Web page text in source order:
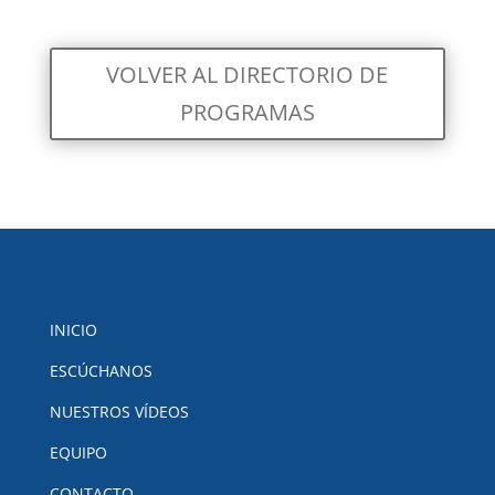
VOLVER AL DIRECTORIO DE
PROGRAMAS
INICIO
ESCÚCHANOS
NUESTROS VÍDEOS
EQUIPO